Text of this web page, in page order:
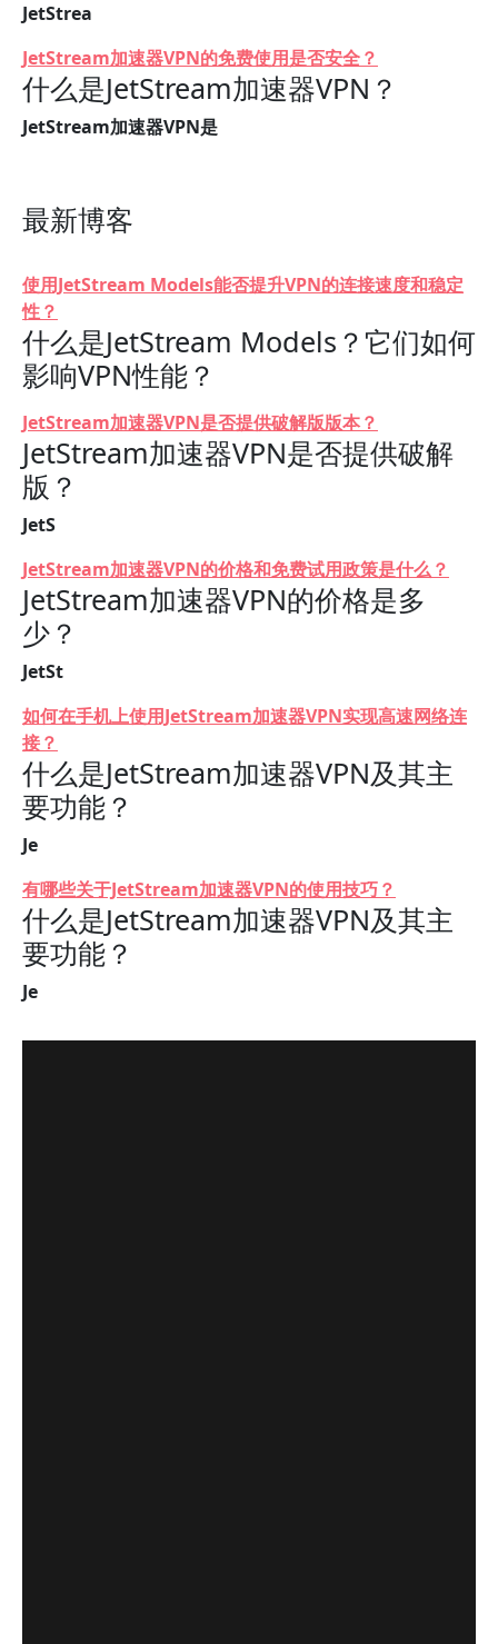
JetStrea
JetStream加速器VPN的免费使用是否安全？
什么是JetStream加速器VPN？
JetStream加速器VPN是
最新博客
使用JetStream Models能否提升VPN的连接速度和稳定
性？
什么是JetStream Models？它们如何
影响VPN性能？
JetStream加速器VPN是否提供破解版版本？
JetStream加速器VPN是否提供破解
版？
JetS
JetStream加速器VPN的价格和免费试用政策是什么？
JetStream加速器VPN的价格是多
少？
JetSt
如何在手机上使用JetStream加速器VPN实现高速网络连
接？
什么是JetStream加速器VPN及其主
要功能？
Je
有哪些关于JetStream加速器VPN的使用技巧？
什么是JetStream加速器VPN及其主
要功能？
Je